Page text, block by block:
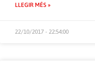
LLEGIR MÉS »
22/10/2017 - 22:54:00